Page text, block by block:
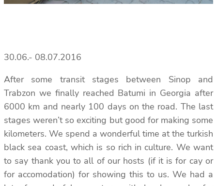
30.06.- 08.07.2016
After some transit stages between Sinop and
Trabzon we finally reached Batumi in Georgia after
6000 km and nearly 100 days on the road. The last
stages weren’t so exciting but good for making some
kilometers. We spend a wonderful time at the turkish
black sea coast, which is so rich in culture. We want
to say thank you to all of our hosts (if it is for cay or
for accomodation) for showing this to us. We had a